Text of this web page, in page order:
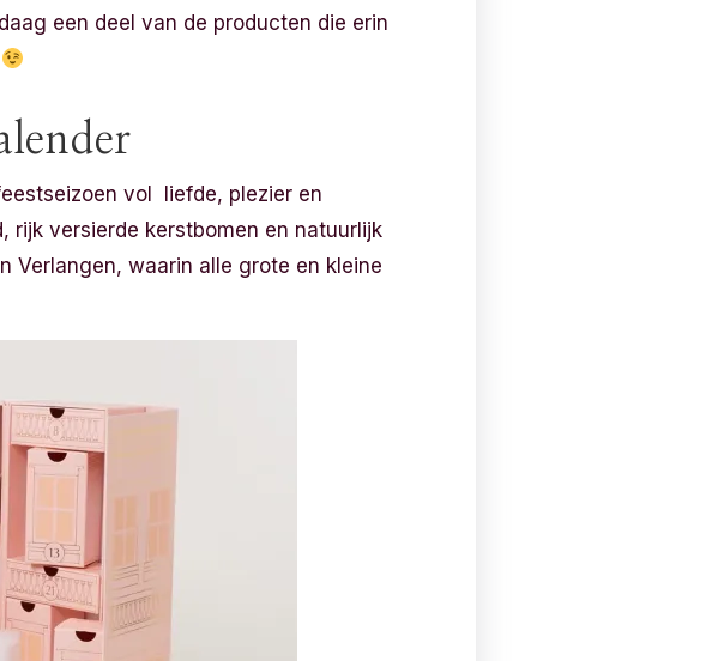
een deel van de producten die erin
vol liefde, plezier en
rijk versierde kerstbomen en natuurlijk
Verlangen, waarin alle grote en kleine